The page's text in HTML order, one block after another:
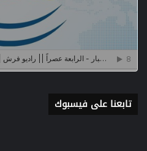
تابعنا على فيسبوك